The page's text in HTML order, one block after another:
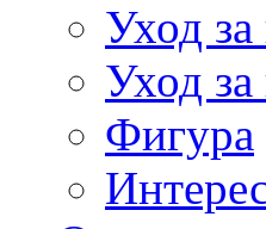
Уход
Уход
Фигура